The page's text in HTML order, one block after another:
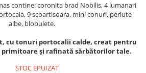
contine: coronita brad Nobilis, 4 lumanari
9 scoartisoara, mini conuri, perlute
albe, blobulete.
cu tonuri portocalii calde, creat pentru
primitoare și rafinată sărbătorilor tale.
STOC EPUIZAT